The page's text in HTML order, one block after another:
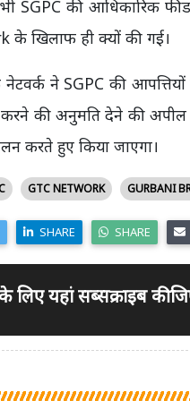
SGPC की आधिकारिक
खिलाफ ही क्यों की गई।
ने SGPC की आपत्तियों
की अनुमति देने की अपील
करते हुए किया जाएगा।
GTC NETWORK GURBANI
SHARE SHARE
लिए यहां सब्सक्राइब